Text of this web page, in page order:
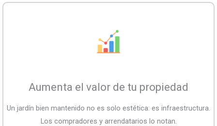
Aumenta el valor de tu propiedad
Un jardín bien mantenido no es solo estética: es infraestructura.
Los compradores y arrendatarios lo notan.